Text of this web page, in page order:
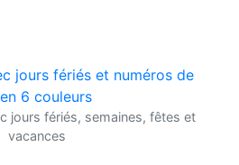
jours fériés, semaines, fêtes et
vacances